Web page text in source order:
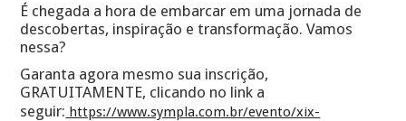
É chegada a hora de embarcar em uma jornada de
descobertas, inspiração e transformação. Vamos
nessa?
Garanta agora mesmo sua inscrição,
GRATUITAMENTE, clicando no link a
seguir: https://www.sympla.com.br/evento/xix-